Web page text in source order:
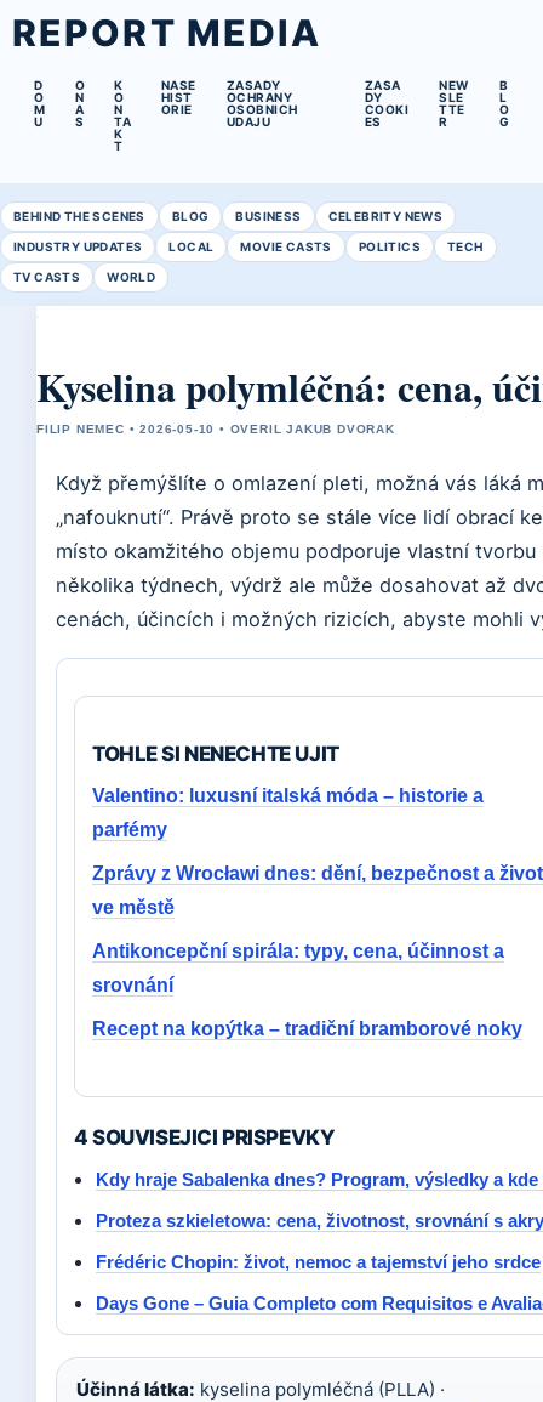
REPORT MEDIA
D
O
M
U
O
N
A
S
K
O
N
TA
K
T
NASE
HIST
ORIE
ZASADY
OCHRANY
OSOBNICH
UDAJU
ZASA
DY
COOKI
ES
NEW
SLE
TTE
R
B
L
O
G
BEHIND THE SCENES BLOG BUSINESS CELEBRITY NEWS
INDUSTRY UPDATES LOCAL MOVIE CASTS POLITICS TECH
TV CASTS WORLD
Kyselina polymléčná: cena,
FILIP NEMEC • 2026-05-10 • OVERIL JAKUB DVORAK
Když přemýšlíte o omlazení pleti, možná vás láká
„nafouknutí“. Právě proto se stále více lidí obrací
místo okamžitého objemu podporuje vlastní
několika týdnech, výdrž ale může dosahovat až
cenách, účincích i možných rizicích, abyste mohli
TOHLE SI NENECHTE UJIT
Valentino: luxusní italská móda – historie a
parfémy
Zprávy z Wrocławi dnes: dění, bezpečnost a život
ve městě
Antikoncepční spirála: typy, cena, účinnost a
srovnání
Recept na kopýtka – tradiční bramborové noky
4 SOUVISEJICI PRISPEVKY
Kdy hraje Sabalenka dnes? Program, výsledky a kde
Proteza szkieletowa: cena, životnost, srovnání s
Frédéric Chopin: život, nemoc a tajemství jeho srdce
Days Gone – Guia Completo com Requisitos e
Účinná látka: kyselina polymléčná (PLLA) ·